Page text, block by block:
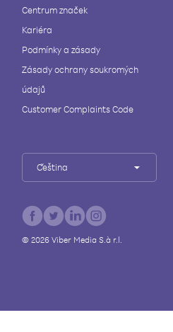
Centrum značek
Kariéra
Podmínky a zásady
Zásady ochrany soukromých
údajů
Customer Complaints Code
Čeština
© 2026Viber Media S.à r.l.